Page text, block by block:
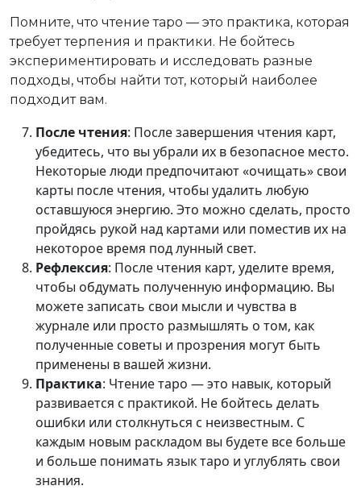
Помните, что чтение таро — это практика, которая
требует терпения и практики. Не бойтесь
экспериментировать и исследовать разные
подходы, чтобы найти тот, который наиболее
подходит вам.
После чтения: После завершения чтения карт,
убедитесь, что вы убрали их в безопасное место.
Некоторые люди предпочитают «очищать» свои
карты после чтения, чтобы удалить любую
оставшуюся энергию. Это можно сделать, просто
пройдясь рукой над картами или поместив их на
некоторое время под лунный свет.
Рефлексия: После чтения карт, уделите время,
чтобы обдумать полученную информацию. Вы
можете записать свои мысли и чувства в
журнале или просто размышлять о том, как
полученные советы и прозрения могут быть
применены в вашей жизни.
Практика: Чтение таро — это навык, который
развивается с практикой. Не бойтесь делать
ошибки или столкнуться с неизвестным. С
каждым новым раскладом вы будете все больше
и больше понимать язык таро и углублять свои
знания.